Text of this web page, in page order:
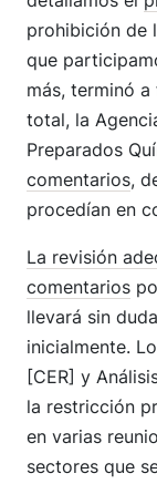
prohibición de
que
más, terminó
total, la
Preparados
comentarios,
procedían en
La revisión
comentarios
llevará sin
inicialmente.
[CER] y
la restricción
en varias
sectores que